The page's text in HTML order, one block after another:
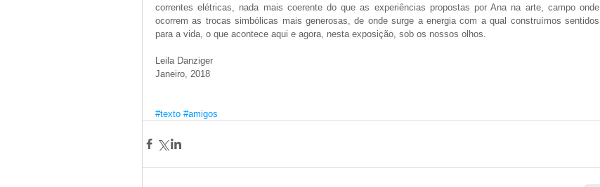
correntes elétricas, nada mais coerente do que as experiências propostas por Ana na arte, campo onde
ocorrem as trocas simbólicas mais generosas, de onde surge a energia com a qual construímos sentidos
para a vida, o que acontece aqui e agora, nesta exposição, sob os nossos olhos.
Leila Danziger
Janeiro, 2018
#texto #amigos